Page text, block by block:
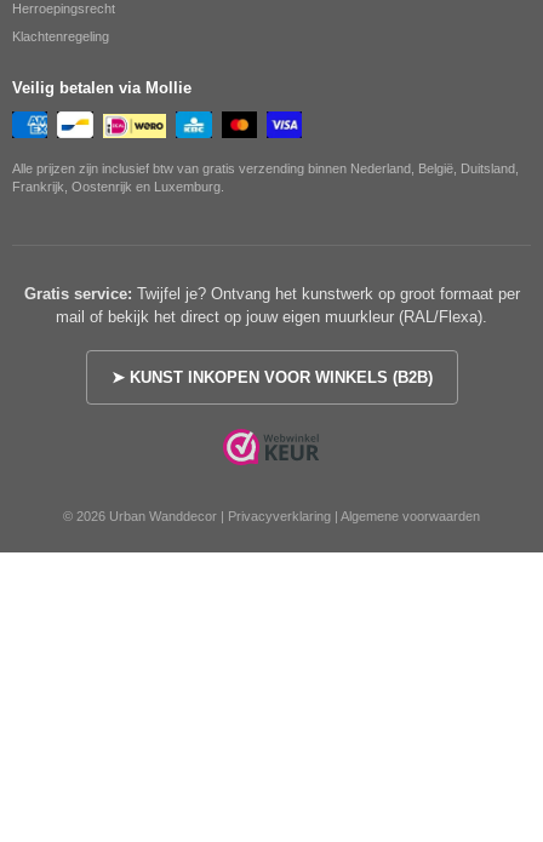
Herroepingsrecht
Klachtenregeling
Veilig betalen via Mollie
Alle prijzen zijn inclusief btw van gratis verzending binnen Nederland, België, Duitsland,
Frankrijk, Oostenrijk en Luxemburg.
Gratis service: Twijfel je? Ontvang het kunstwerk op groot formaat per
mail of bekijk het direct op jouw eigen muurkleur (RAL/Flexa).
➤ KUNST INKOPEN VOOR WINKELS (B2B)
© 2026 Urban Wanddecor | Privacyverklaring | Algemene voorwaarden